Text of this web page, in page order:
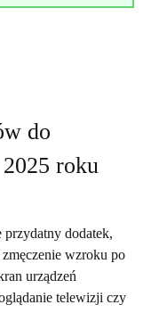
do
roku
dodatek,
wzroku po
urządzeń
telewizji czy